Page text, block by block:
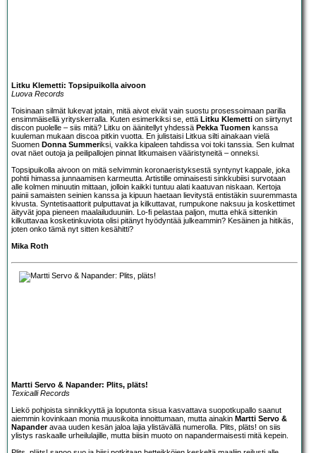
Litku Klemetti: Topsipuikolla aivoon
Luova Records
Toisinaan silmät lukevat jotain, mitä aivot eivät vain suostu prosessoimaan parilla
ensimmäisellä yrityskerralla. Kuten esimerkiksi se, että Litku Klemetti on siirtynyt
discon puolelle – siis mitä? Litku on äänitellyt yhdessä Pekka Tuomen kanssa
kuuleman mukaan discoa pitkin vuotta. En julistaisi Litkua silti ainakaan vielä
Suomen Donna Summeriksi, vaikka kipaleen tahdissa voi toki tanssia. Sen kulmat
ovat näet outoja ja peilipallojen pinnat litkumaisen vääristyneitä – onneksi.
Topsipuikolla aivoon on mitä selvimmin koronaeristyksestä syntynyt kappale, joka
pohtii himassa junnaamisen karmeutta. Artistille ominaisesti sinkkubiisi survotaan
alle kolmen minuutin mittaan, jolloin kaikki tuntuu alati kaatuvan niskaan. Kertoja
painii samaisten seinien kanssa ja kipuun haetaan lievitystä entistäkin suuremmasta
kivusta. Syntetisaattorit pulputtavat ja kilkuttavat, rumpukone naksuu ja koskettimet
äityvät jopa pieneen maalailuduuniin. Lo-fi pelastaa paljon, mutta ehkä sittenkin
kilkuttavaa kosketinkuviota olisi pitänyt hyödyntää julkeammin? Kesäinen ja hitikäs,
joten onko tämä nyt sitten kesähitti?
Mika Roth
Martti Servo & Napander: Plits, pläts!
Texicalli Records
Liekö pohjoista sinnikkyyttä ja loputonta sisua kasvattava suopotkupallo saanut
aiemmin kovinkaan monia muusikoita innoittumaan, mutta ainakin Martti Servo &
Napanderavaa uuden kesän jaloa lajia ylistävällä numerolla. Plits, pläts! on siis
ylistys raskaalle urheilulajille, mutta biisin muoto on napandermaisesti mitä kepein.